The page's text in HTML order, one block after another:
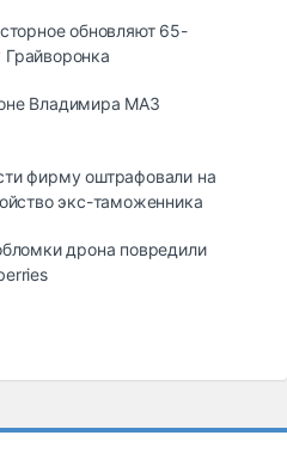
обновляют 65-
Владимира МАЗ
фирму оштрафовали на
экс-таможенника
дрона повредили